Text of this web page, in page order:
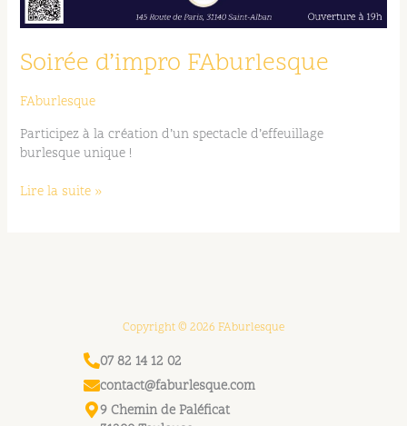
Soirée d’impro FAburlesque
FAburlesque
Participez à la création d’un spectacle d’effeuillage
burlesque unique !
Lire la suite »
Copyright © 2026 FAburlesque
07 82 14 12 02
contact@faburlesque.com
9 Chemin de Paléficat